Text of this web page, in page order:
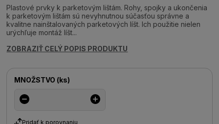
Plastové prvky k parketovým lištám. Rohy, spojky a ukončenia
k parketovým lištám sú nevyhnutnou súčasťou správne a
kvalitne nainštalovaných parketových líšt. Ich použitie nielen
urýchľuje montáž líšt...
ZOBRAZIŤ CELÝ POPIS PRODUKTU
MNOŽSTVO (ks)
Pridať k porovnaniu